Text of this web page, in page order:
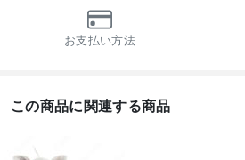
お支払い方法
この商品に関連する商品